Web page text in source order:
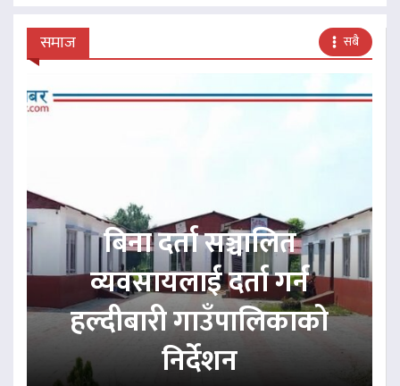
समाज सबै
बिना दर्ता सञ्चालित
व्यवसायलाई दर्ता गर्न
हल्दीबारी गाउँपालिकाको
निर्देशन